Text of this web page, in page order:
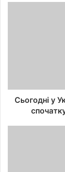
Сьогодні у